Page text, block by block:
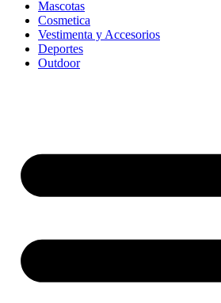
Mascotas
Cosmetica
Vestimenta y Accesorios
Deportes
Outdoor